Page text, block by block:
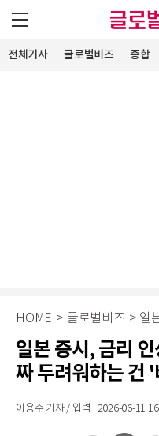
전체기사 글로벌비즈 종합
HOME > 글로벌비즈 > 일
일본 증시, 금리
짜 두려워하는 건 '
이용수 기자 / 입력 : 2026-06-11